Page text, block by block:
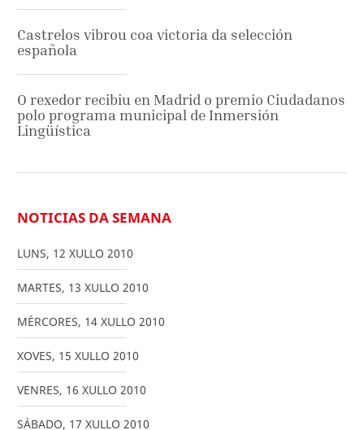
Castrelos vibrou coa victoria da selección
española
O rexedor recibiu en Madrid o premio Ciudadanos
polo programa municipal de Inmersión
Lingüística
NOTICIAS DA SEMANA
LUNS, 12 XULLO 2010
MARTES, 13 XULLO 2010
MÉRCORES, 14 XULLO 2010
XOVES, 15 XULLO 2010
VENRES, 16 XULLO 2010
SÁBADO, 17 XULLO 2010